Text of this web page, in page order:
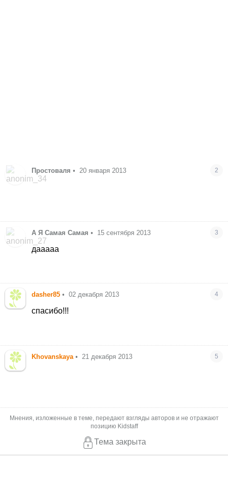
Простоваля • 20 января 2013 2
А Я Самая Самая • 15 сентября 2013 3
дааааа
dasher85 • 02 декабря 2013 4
спасибо!!!
Khovanskaya • 21 декабря 2013 5
Мнения, изложенные в теме, передают взгляды авторов и не отражают
позицию Kidstaff
Тема закрыта